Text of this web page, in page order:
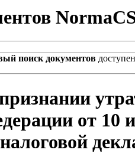
поиск документов
от